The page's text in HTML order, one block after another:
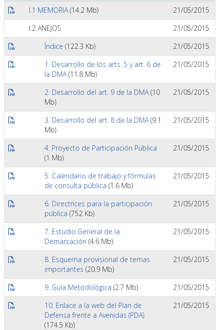
I.1 MEMORIA (14.2 Mb)
21/05/2015
I.2 ANEJOS
21/05/2015
Índice (122.3 Kb)
21/05/2015
1. Desarrollo de los arts. 5 y art. 6 de
la DMA (11.8 Mb)
21/05/2015
2. Desarrollo del art. 9 de la DMA (10
Mb)
21/05/2015
3. Desarrollo del art. 8 de la DMA (9.1
Mb)
21/05/2015
4. Proyecto de Participación Pública
(1 Mb)
21/05/2015
5. Calendario de trabajo y fórmulas
de consulta pública (1.6 Mb)
21/05/2015
6. Directrices para la participación
pública (752 Kb)
21/05/2015
7. Estudio General de la
Demarcación (4.6 Mb)
21/05/2015
8. Esquema provisional de temas
importantes (20.9 Mb)
21/05/2015
9. Guía Metodológica (2.7 Mb)
21/05/2015
10. Enlace a la web del Plan de
Defensa frente a Avenidas (PDA)
(174.5 Kb)
21/05/2015